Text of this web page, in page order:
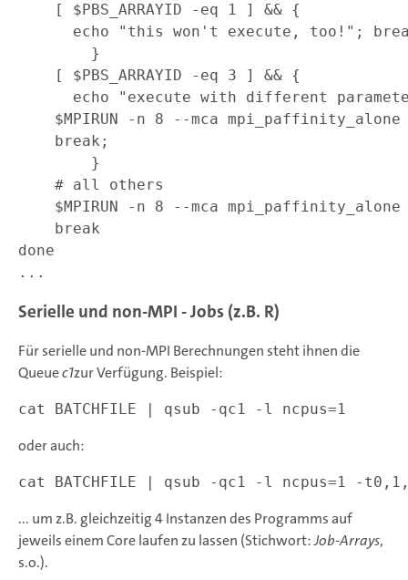
    [ $PBS_ARRAYID -eq 1 ] && {
echo "this won't execute, too!";
        }
    [ $PBS_ARRAYID -eq 3 ] && {
echo "execute with different
$MPIRUN -n 8 --mca mpi_paffinity_alone
    break;
        }
    # all others
$MPIRUN -n 8 --mca mpi_paffinity_alone
    break
done
Serielle und non-MPI - Jobs (z.B. R)
Für serielle und non-MPI Berechnungen steht ihnen die
Queuec1zur Verfügung. Beispiel:
oder auch:
... um z.B. gleichzeitig 4 Instanzen des Programms auf
jeweils einem Core laufen zu lassen (Stichwort:Job-Arrays,
s.o.).